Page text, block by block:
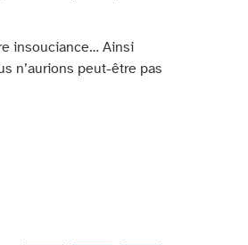
insouciance… Ainsi
n’aurions peut-être pas